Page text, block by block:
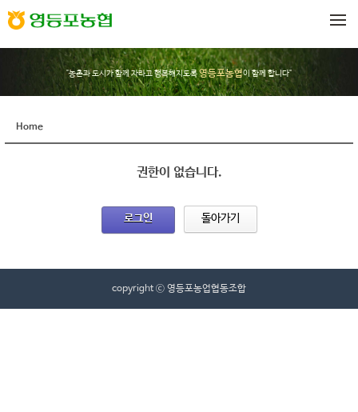
"농촌과 도시가 함께 자라고 행복해지도록영등포농협이 함께 합니다"
Home
권한이 없습니다.
로그인 돌아가기
copyright ⓒ 영등포농업협동조합